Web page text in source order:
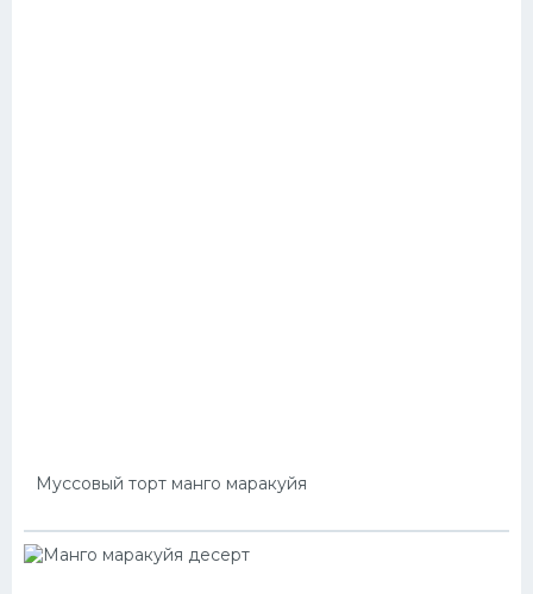
Муссовый торт манго маракуйя